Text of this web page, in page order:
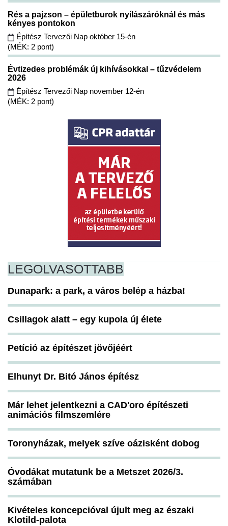
Rés a pajzson – épületburok nyílászáróknál és más
kényes pontokon
Építész Tervezői Nap október 15-én
(MÉK: 2 pont)
Évtizedes problémák új kihívásokkal – tűzvédelem
2026
Építész Tervezői Nap november 12-én
(MÉK: 2 pont)
LEGOLVASOTTABB
Dunapark: a park, a város belép a házba!
Csillagok alatt – egy kupola új élete
Petíció az építészet jövőjéért
Elhunyt Dr. Bitó János építész
Már lehet jelentkezni a CAD'oro építészeti
animációs filmszemlére
Toronyházak, melyek szíve oázisként dobog
Óvodákat mutatunk be a Metszet 2026/3.
számában
Kivételes koncepcióval újult meg az északi
Klotild-palota